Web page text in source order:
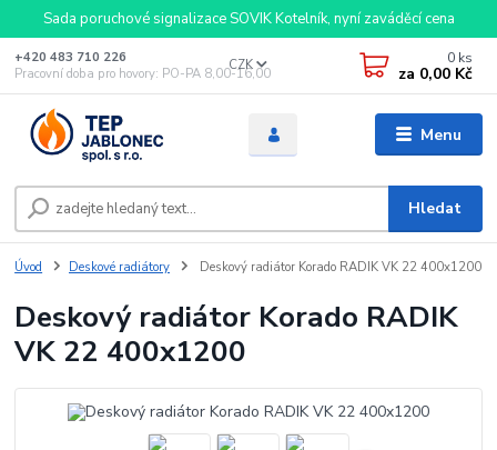
Sada poruchové signalizace SOVIK Kotelník, nyní zaváděcí cena
Menu
CZK
Hledat
+420 483 710 226
Pracovní doba pro hovory: PO-PA 8,00-16,00
0 ks
za 0,00 Kč
Úvod Deskové radiátory Deskový radiátor Korado RADIK VK 22 400x1200
Deskový radiátor Korado RADIK
VK 22 400x1200